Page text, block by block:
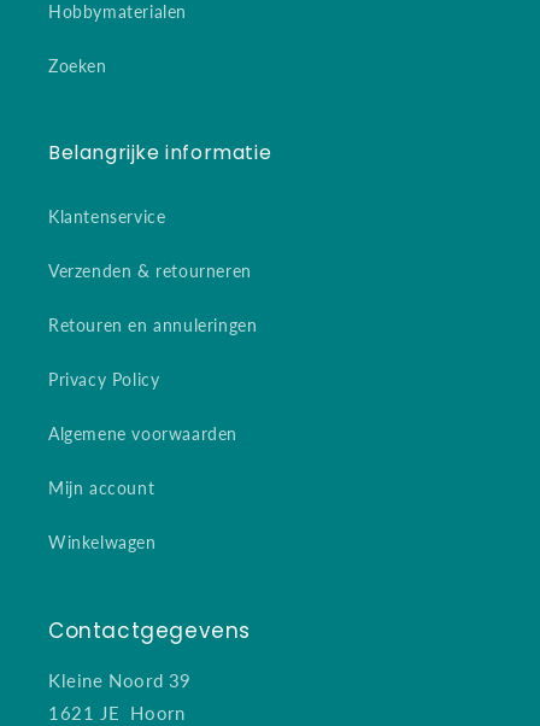
Hobbymaterialen
Zoeken
Belangrijke informatie
Klantenservice
Verzenden & retourneren
Retouren en annuleringen
Privacy Policy
Algemene voorwaarden
Mijn account
Winkelwagen
Contactgegevens
Kleine Noord 39
1621 JE Hoorn